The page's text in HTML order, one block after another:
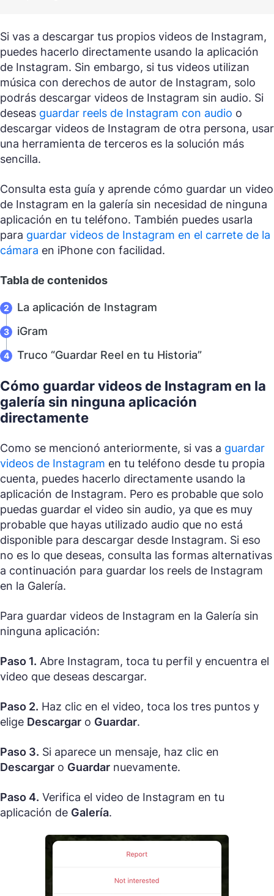
Si vas a descargar tus propios videos de Instagram,
puedes hacerlo directamente usando la aplicación
de Instagram. Sin embargo, si tus videos utilizan
música con derechos de autor de Instagram, solo
podrás descargar videos de Instagram sin audio. Si
deseas guardar reels de Instagram con audio o
descargar videos de Instagram de otra persona, usar
una herramienta de terceros es la solución más
sencilla.
Consulta esta guía y aprende cómo guardar un video
de Instagram en la galería sin necesidad de ninguna
aplicación en tu teléfono. También puedes usarla
para guardar videos de Instagram en el carrete de la
cámara en iPhone con facilidad.
Tabla de contenidos
La aplicación de Instagram
iGram
Truco “Guardar Reel en tu Historia”
Cómo guardar videos de Instagram en la
galería sin ninguna aplicación
directamente
Como se mencionó anteriormente, si vas a guardar
videos de Instagram en tu teléfono desde tu propia
cuenta, puedes hacerlo directamente usando la
aplicación de Instagram. Pero es probable que solo
puedas guardar el video sin audio, ya que es muy
probable que hayas utilizado audio que no está
disponible para descargar desde Instagram. Si eso
no es lo que deseas, consulta las formas alternativas
a continuación para guardar los reels de Instagram
en la Galería.
Para guardar videos de Instagram en la Galería sin
ninguna aplicación:
Paso 1. Abre Instagram, toca tu perfil y encuentra el
video que deseas descargar.
Paso 2. Haz clic en el video, toca los tres puntos y
elige Descargar o Guardar.
Paso 3. Si aparece un mensaje, haz clic en
Descargar o Guardar nuevamente.
Paso 4. Verifica el video de Instagram en tu
aplicación de Galería.